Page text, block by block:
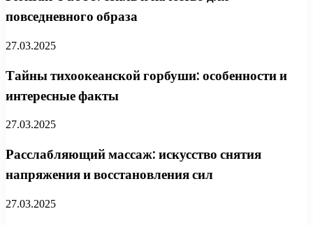
повседневного образа
27.03.2025
Тайны тихоокеанской горбуши: особенности и
интересные факты
27.03.2025
Расслабляющий массаж: искусство снятия
напряжения и восстановления сил
27.03.2025